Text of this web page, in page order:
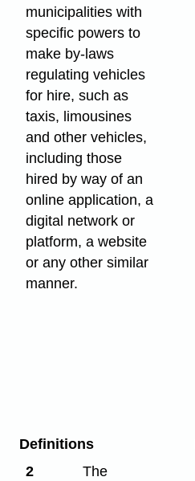
municipalities with
specific powers to
make by-laws
regulating vehicles
for hire, such as
taxis, limousines
and other vehicles,
including those
hired by way of an
online application, a
digital network or
platform, a website
or any other similar
manner.
Definitions
2
The